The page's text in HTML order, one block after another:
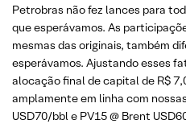
Petrobras não fez lances para
que esperávamos. As
mesmas das originais, também
esperávamos. Ajustando esses
alocação final de capital de R$
amplamente em linha com
USD70/bbl e PV15 @ Brent